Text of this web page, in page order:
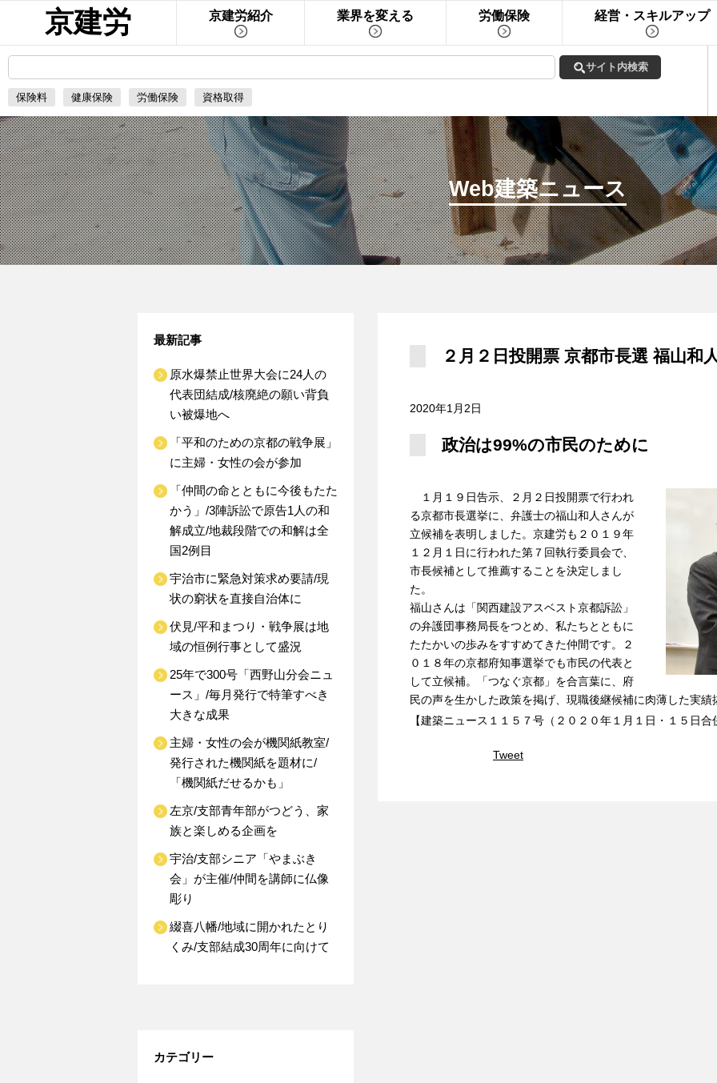
京建労 京建労紹介 業界を変える 労働保険 経営・スキルアップ
保険料 健康保険 労働保険 資格取得
Web建築ニュース
２月２日投開票 京都市長選 福山和
2020年1月2日
政治は99%の市民のために
１月１９日告示、２月２日投開票で行われ
る京都市長選挙に、弁護士の福山和人さんが
立候補を表明しました。京建労も２０１９年
１２月１日に行われた第７回執行委員会で、
市長候補として推薦することを決定しまし
た。
福山さんは「関西建設アスベスト京都訴訟」
の弁護団事務局長をつとめ、私たちとともに
たたかいの歩みをすすめてきた仲間です。２
０１８年の京都府知事選挙でも市民の代表と
して立候補。「つなぐ京都」を合言葉に、府
民の声を生かした政策を掲げ、現職後継候補に肉薄した実績
【建築ニュース１１５７号（２０２０年１月１日・１５日合
Tweet
最新記事
原水爆禁止世界大会に24人の
代表団結成/核廃絶の願い背負
い被爆地へ
「平和のための京都の戦争展」
に主婦・女性の会が参加
「仲間の命とともに今後もたた
かう」/3陣訴訟で原告1人の和
解成立/地裁段階での和解は全
国2例目
宇治市に緊急対策求め要請/現
状の窮状を直接自治体に
伏見/平和まつり・戦争展は地
域の恒例行事として盛況
25年で300号「西野山分会ニュ
ース」/毎月発行で特筆すべき
大きな成果
主婦・女性の会が機関紙教室/
発行された機関紙を題材に/
「機関紙だせるかも」
左京/支部青年部がつどう、家
族と楽しめる企画を
宇治/支部シニア「やまぶき
会」が主催/仲間を講師に仏像
彫り
綴喜八幡/地域に開かれたとり
くみ/支部結成30周年に向けて
カテゴリー